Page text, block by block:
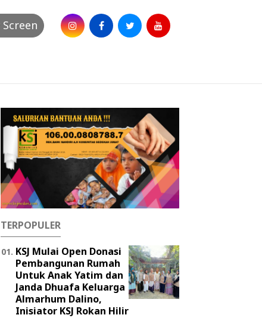
Screen
TERPOPULER
KSJ Mulai Open Donasi
Pembangunan Rumah
Untuk Anak Yatim dan
Janda Dhuafa Keluarga
Almarhum Dalino,
Inisiator KSJ Rokan Hilir